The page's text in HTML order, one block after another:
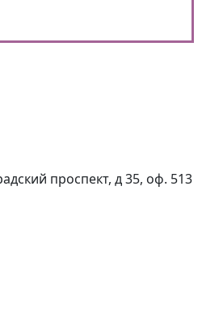
проспект, д 35, оф. 513